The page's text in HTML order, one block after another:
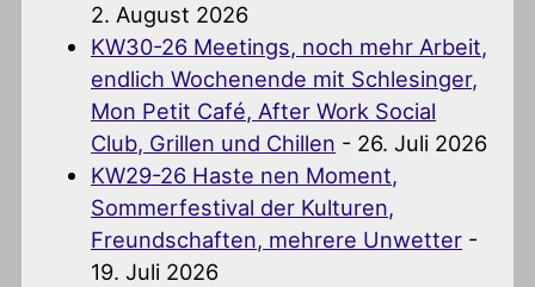
2. August 2026
KW30-26 Meetings, noch mehr Arbeit,
endlich Wochenende mit Schlesinger,
Mon Petit Café, After Work Social
Club, Grillen und Chillen - 26. Juli 2026
KW29-26 Haste nen Moment,
Sommerfestival der Kulturen,
Freundschaften, mehrere Unwetter -
19. Juli 2026